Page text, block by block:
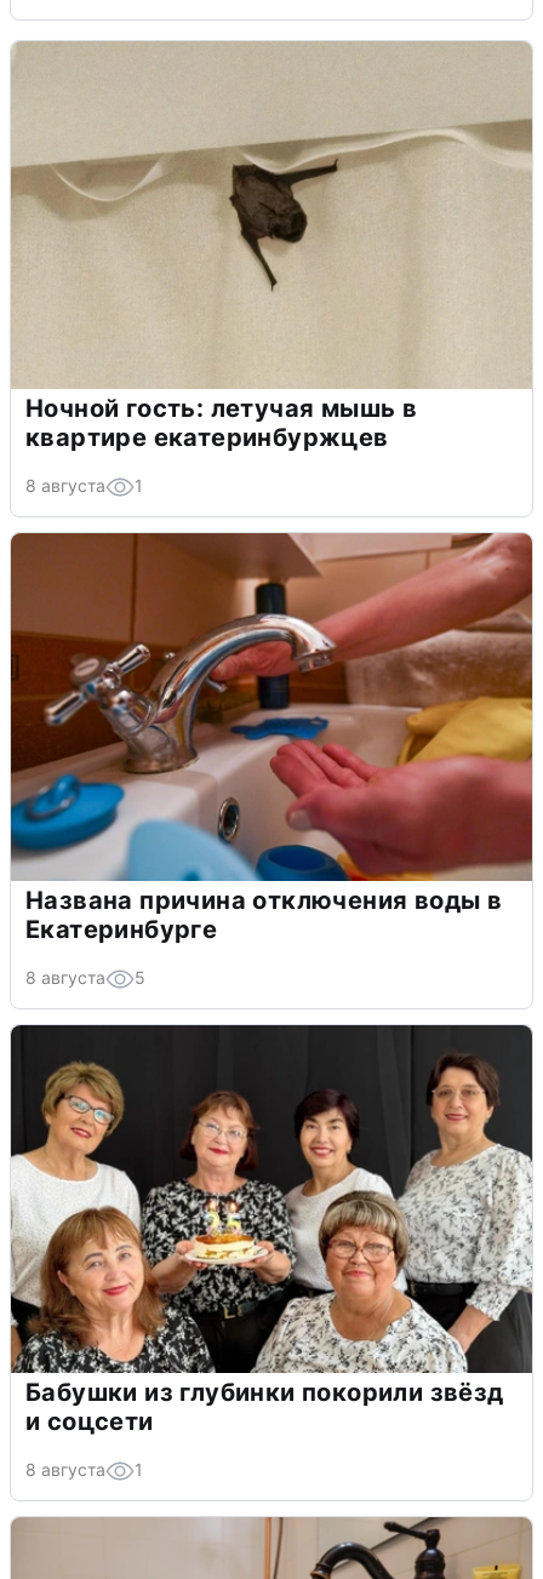
Ночной гость: летучая мышь в
квартире екатеринбуржцев
8 августа 1
Названа причина отключения воды в
Екатеринбурге
8 августа 5
Бабушки из глубинки покорили звёзд
и соцсети
8 августа 1